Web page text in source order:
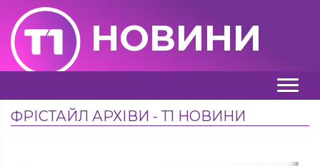
НОВИНИ
ФРІСТАЙЛ АРХІВИ - Т1 НОВИНИ